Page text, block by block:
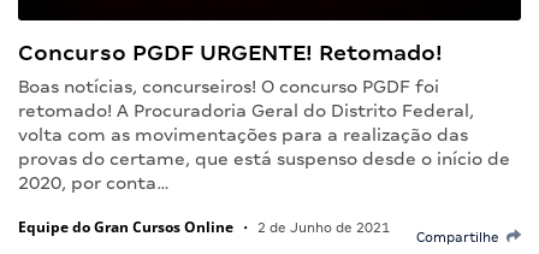
Concurso PGDF URGENTE! Retomado!
Boas notícias, concurseiros! O concurso PGDF foi
retomado! A Procuradoria Geral do Distrito Federal,
volta com as movimentações para a realização das
provas do certame, que está suspenso desde o início de
2020, por conta…
Equipe do Gran Cursos Online • 2 de Junho de 2021
Compartilhe